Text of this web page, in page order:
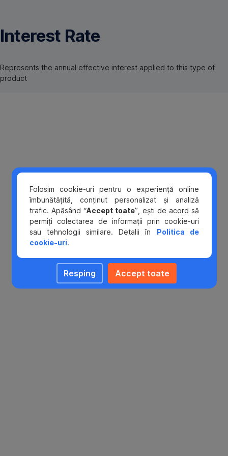
Interest Rate
Represents the annual effective interest applied to this type of
product
Folosim cookie-uri pentru o experiență online
îmbunătățită, conținut personalizat și analiză
trafic. Apăsând “Accept toate”, ești de acord să
permiți colectarea de informații prin cookie-uri
sau tehnologii similare. Detalii în Politica de
cookie-uri.
Resping Accept toate